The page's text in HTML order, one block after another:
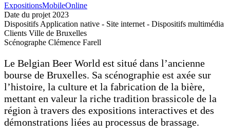
ExpositionsMobileOnline
Date du projet 2023
Dispositifs Application native - Site internet - Dispositifs multimédia
Clients Ville de Bruxelles
Scénographe Clémence Farell
Le Belgian Beer World est situé dans l’ancienne
bourse de Bruxelles. Sa scénographie est axée sur
l’histoire, la culture et la fabrication de la bière,
mettant en valeur la riche tradition brassicole de la
région à travers des expositions interactives et des
démonstrations liées au processus de brassage.